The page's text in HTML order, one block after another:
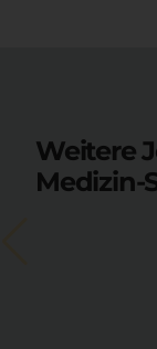
Weitere
Medizin-